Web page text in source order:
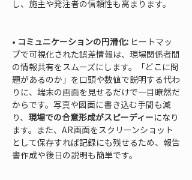
し、施主や発注者の信頼性も高まります。
• コミュニケーションの円滑化: ヒートマッ
プで可視化された誤差情報は、現場関係者間
の情報共有をスムーズにします。「どこに問
題があるのか」を口頭や数値で説明する代わ
りに、端末の画面を見せるだけで一目瞭然だ
からです。写真や図面に書き込む手間も減
り、 現場での合意形成がスピーディーになり
ます。また、AR画面をスクリーンショット
として保存すれば記録にも残せるため、報告
書作成や後日の説明も簡単です。